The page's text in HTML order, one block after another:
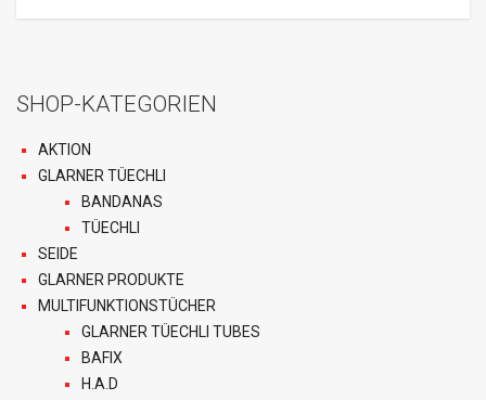
SHOP-KATEGORIEN
AKTION
GLARNER TÜECHLI
BANDANAS
TÜECHLI
SEIDE
GLARNER PRODUKTE
MULTIFUNKTIONSTÜCHER
GLARNER TÜECHLI TUBES
BAFIX
H.A.D